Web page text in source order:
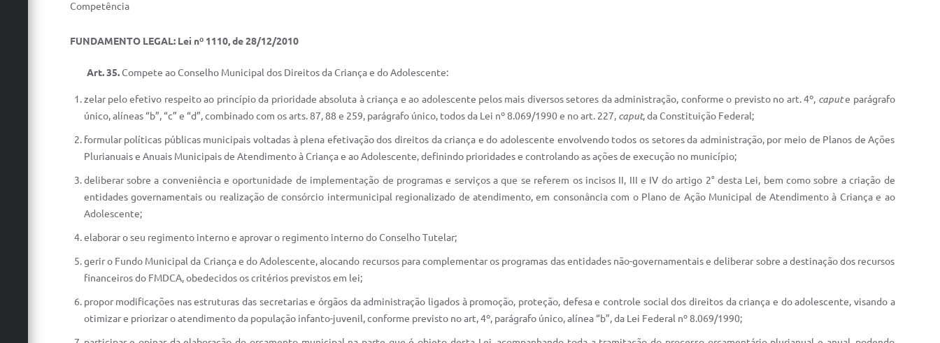
Competência
FUNDAMENTO LEGAL: Lei nº 1110, de 28/12/2010
Art. 35.Compete ao Conselho Municipal dos Direitos da Criança e do Adolescente:
zelar pelo efetivo respeito ao princípio da prioridade absoluta à criança e ao adolescente pelos mais diversos setores da administração, conforme o previsto no art. 4º, capute parágrafo
único, alíneas “b”, “c” e “d”, combinado com os arts. 87, 88 e 259, parágrafo único, todos da Lei nº 8.069/1990 e no art. 227, caput, da Constituição Federal;
formular políticas públicas municipais voltadas à plena efetivação dos direitos da criança e do adolescente envolvendo todos os setores da administração, por meio de Planos de Ações
Plurianuais e Anuais Municipais de Atendimento à Criança e ao Adolescente, definindo prioridades e controlando as ações de execução no município;
deliberar sobre a conveniência e oportunidade de implementação de programas e serviços a que se referem os incisos II, III e IV do artigo 2° desta Lei, bem como sobre a criação de
entidades governamentais ou realização de consórcio intermunicipal regionalizado de atendimento, em consonância com o Plano de Ação Municipal de Atendimento à Criança e ao
Adolescente;
elaborar o seu regimento interno e aprovar o regimento interno do Conselho Tutelar;
gerir o Fundo Municipal da Criança e do Adolescente, alocando recursos para complementar os programas das entidades não-governamentais e deliberar sobre a destinação dos recursos
financeiros do FMDCA, obedecidos os critérios previstos em lei;
propor modificações nas estruturas das secretarias e órgãos da administração ligados à promoção, proteção, defesa e controle social dos direitos da criança e do adolescente, visando a
otimizar e priorizar o atendimento da população infanto-juvenil, conforme previsto no art, 4º, parágrafo único, alínea “b”, da Lei Federal nº 8.069/1990;